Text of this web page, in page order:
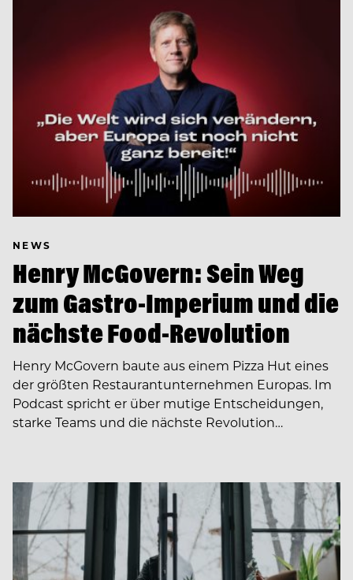
NEWS
Henry McGovern: Sein Weg
zum Gastro-Imperium und die
nächste Food-Revolution
Henry McGovern baute aus einem Pizza Hut eines
der größten Restaurantunternehmen Europas. Im
Podcast spricht er über mutige Entscheidungen,
starke Teams und die nächste Revolution…